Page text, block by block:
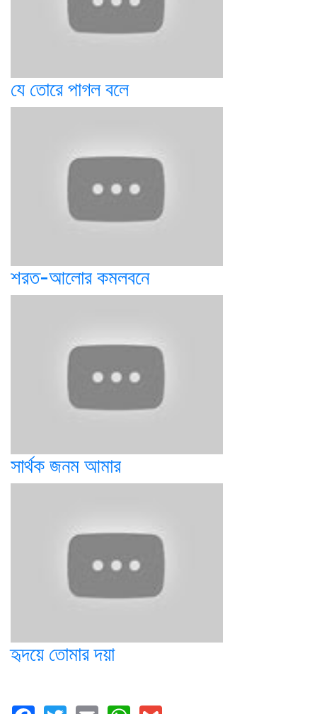
যে তোরে পাগল বলে
শরত-আলোর কমলবনে
সার্থক জনম আমার
হৃদয়ে তোমার দয়া